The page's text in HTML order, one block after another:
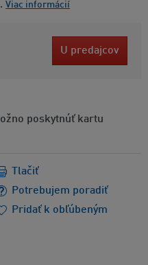
Viac informácií
U predajcov
poskytnúť kartu
Potrebujem poradiť
Tlačiť
Pridať k obľúbeným